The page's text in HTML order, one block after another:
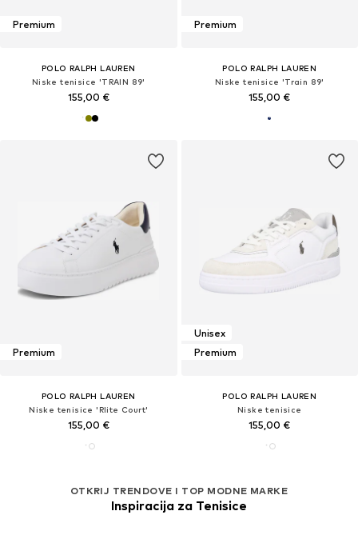
Premium
POLO RALPH LAUREN
Niske tenisice 'TRAIN 89'
155,00 €
Premium
POLO RALPH LAUREN
Niske tenisice 'Train 89'
155,00 €
Premium
POLO RALPH LAUREN
Niske tenisice 'Rlite Court'
155,00 €
Unisex
Premium
POLO RALPH LAUREN
Niske tenisice
155,00 €
OTKRIJ TRENDOVE I TOP MODNE MARKE
Inspiracija za Tenisice